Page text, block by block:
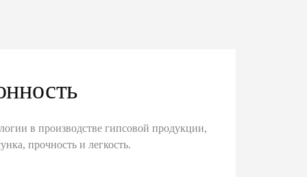
в производстве гипсовой продукции,
прочность и легкость.